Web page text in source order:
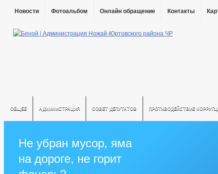
Новости Фотоальбом Онлайн обращение Контакты
ОБЩЕЕ АДМИНИСТРАЦИЯ СОВЕТ ДЕПУТАТОВ ПРОТИВОДЕЙСТВИЕ
Не убран мусор, яма
на дороге, не горит